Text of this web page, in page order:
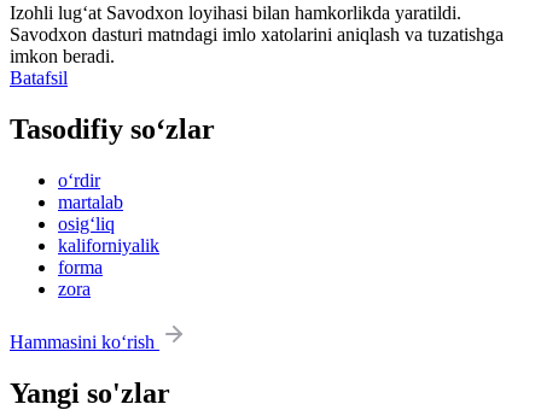
Izohli lugʻat Savodxon loyihasi bilan hamkorlikda yaratildi.
Savodxon dasturi matndagi imlo xatolarini aniqlash va tuzatishga
imkon beradi.
Batafsil
Tasodifiy so‘zlar
o‘rdir
martalab
osig‘liq
kaliforniyalik
forma
zora
Hammasini ko‘rish
Yangi so'zlar